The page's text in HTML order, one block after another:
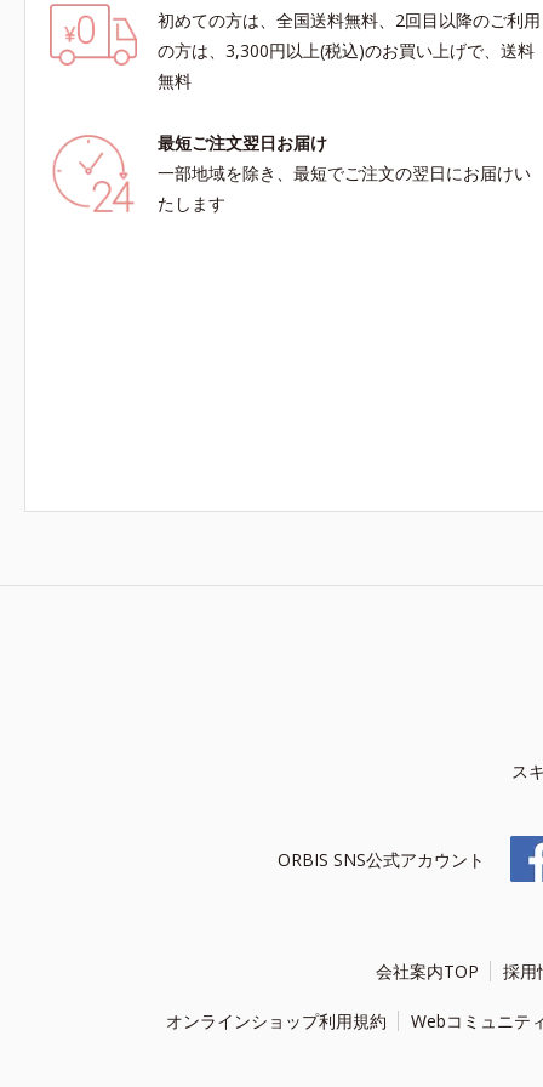
初めての方は、全国送料無料、2回目以降のご利用
の方は、3,300円以上(税込)のお買い上げで、送料
無料
最短ご注文翌日お届け
一部地域を除き、最短でご注文の翌日にお届けい
たします
ス
ORBIS SNS公式アカウント
会社案内TOP 採用
オンラインショップ利用規約 Webコミュニテ